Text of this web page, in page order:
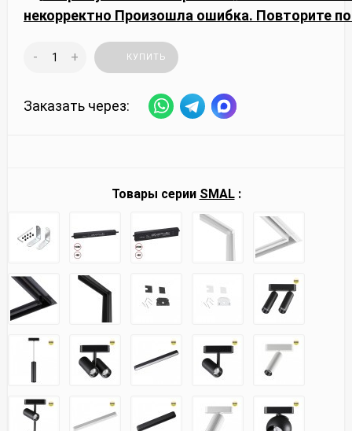
некорректно Произошла ошибка. Повторите
- + КУПИТЬ
Заказать через:
Товары серии SMAL: